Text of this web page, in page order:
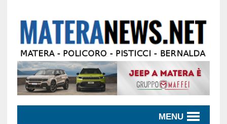
MENU